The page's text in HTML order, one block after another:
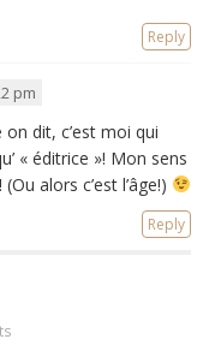
Reply
pm
dit, c’est moi qui
« éditrice »! Mon sens
alors c’est l’âge!)
Reply